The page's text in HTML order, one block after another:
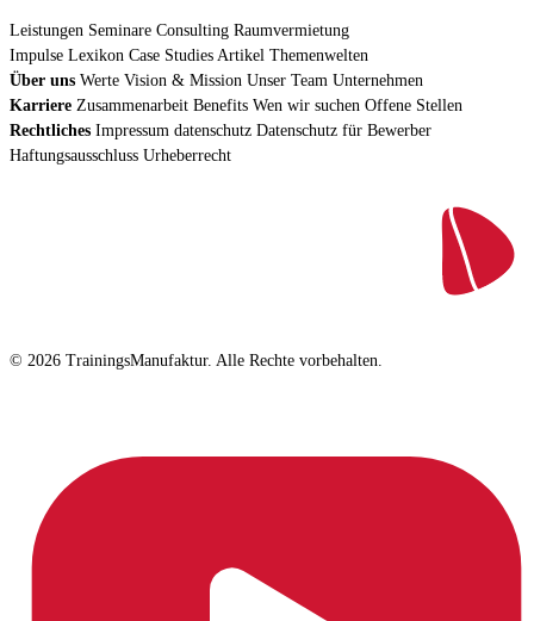
Leistungen Seminare Consulting Raumvermietung
Impulse Lexikon Case Studies Artikel Themenwelten
Über uns Werte Vision & Mission Unser Team Unternehmen
Karriere Zusammenarbeit Benefits Wen wir suchen Offene Stellen
Rechtliches Impressum datenschutz Datenschutz für Bewerber
Haftungsausschluss Urheberrecht
© 2026 TrainingsManufaktur. Alle Rechte vorbehalten.